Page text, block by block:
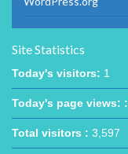
Site Statistics
Today's visitors: 1
Today's page views: :
Total visitors : 3,597